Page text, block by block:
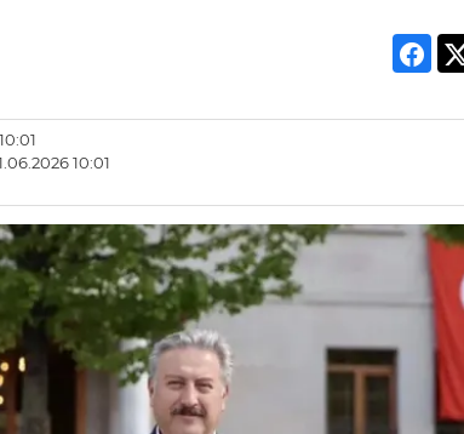
10:01